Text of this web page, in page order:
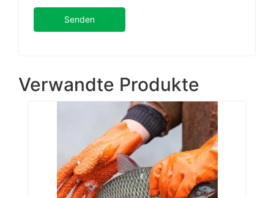
Senden
Verwandte Produkte